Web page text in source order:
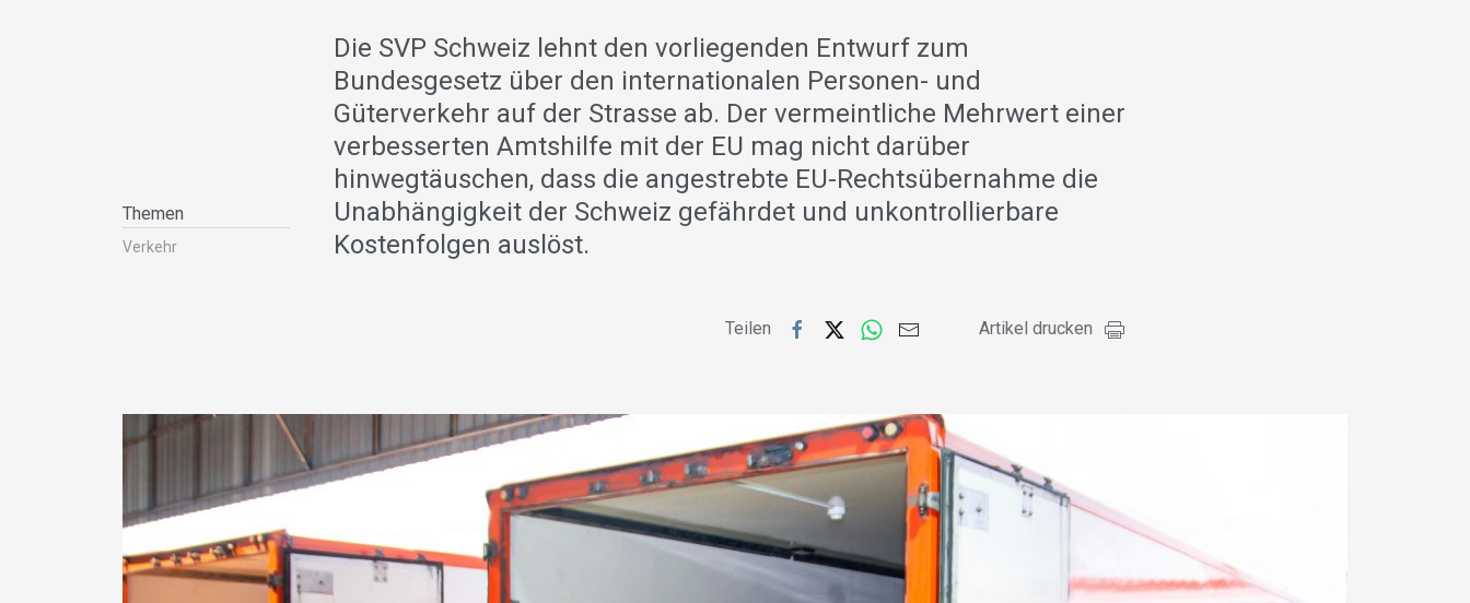
Themen
Verkehr
Die SVP Schweiz lehnt den vorliegenden Entwurf zum
Bundesgesetz über den internationalen Personen- und
Güterverkehr auf der Strasse ab. Der vermeintliche Mehrwert einer
verbesserten Amtshilfe mit der EU mag nicht darüber
hinwegtäuschen, dass die angestrebte EU-Rechtsübernahme die
Unabhängigkeit der Schweiz gefährdet und unkontrollierbare
Kostenfolgen auslöst.
Teilen Artikel drucken